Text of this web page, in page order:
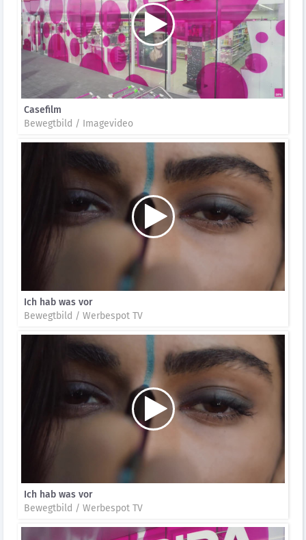
Casefilm
Bewegtbild / Imagevideo
Ich hab was vor
Bewegtbild / Werbespot TV
Ich hab was vor
Bewegtbild / Werbespot TV